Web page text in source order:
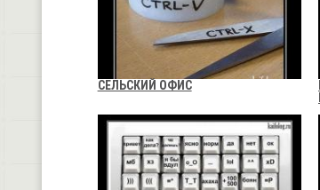
СЕЛЬСКИЙ ОФИС